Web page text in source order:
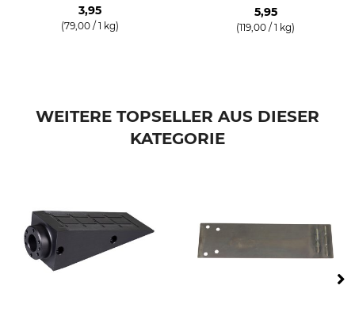
3,95
(79,00 / 1 kg)
5,95
(119,00 / 1 kg)
WEITERE TOPSELLER AUS DIESER
KATEGORIE